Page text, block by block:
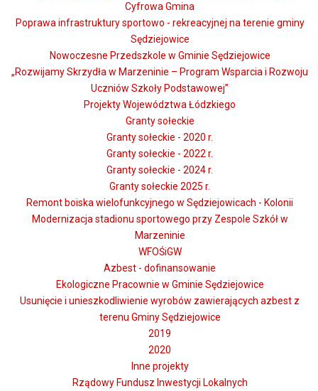
Cyfrowa Gmina
Poprawa infrastruktury sportowo - rekreacyjnej na terenie gminy
Sędziejowice
Nowoczesne Przedszkole w Gminie Sędziejowice
„Rozwijamy Skrzydła w Marzeninie – Program Wsparcia i Rozwoju
Uczniów Szkoły Podstawowej”
Projekty Województwa Łódzkiego
Granty sołeckie
Granty sołeckie - 2020 r.
Granty sołeckie - 2022 r.
Granty sołeckie - 2024 r.
Granty sołeckie 2025 r.
Remont boiska wielofunkcyjnego w Sędziejowicach - Kolonii
Modernizacja stadionu sportowego przy Zespole Szkół w
Marzeninie
WFOŚiGW
Azbest - dofinansowanie
Ekologiczne Pracownie w Gminie Sędziejowice
Usunięcie i unieszkodliwienie wyrobów zawierających azbest z
terenu Gminy Sędziejowice
2019
2020
Inne projekty
Rządowy Fundusz Inwestycji Lokalnych